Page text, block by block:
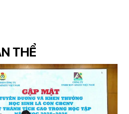
chất Việt Nam (Vinachem) đã
ty Cổ phần Trí tuệ Đa chiều
Tập đoàn.
THỂ